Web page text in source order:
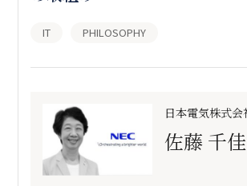
IT PHILOSOPHY
日本電気株式会
佐藤 千佳